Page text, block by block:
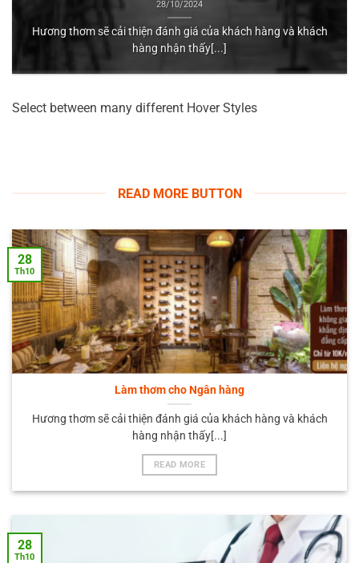
28/10/2024
Hương thơm sẽ cải thiện đánh giá của khách hàng và khách
hàng nhận thấy[...]
Select between many different Hover Styles
READ MORE BUTTON
Làm thơm cho Ngân hàng
Hương thơm sẽ cải thiện đánh giá của khách hàng và khách
hàng nhận thấy[...]
READ MORE
28
Th10
28
Th10